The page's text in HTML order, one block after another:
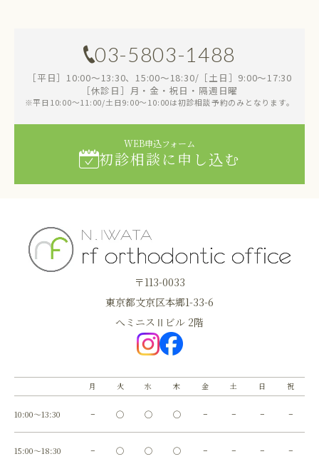
03-5803-1488
［平日］10:00～13:30、15:00～18:30/［土日］9:00～17:30
［休診日］月・金・祝日・隔週日曜
※平日10:00～11:00/土日9:00～10:00は初診相談予約のみとなります。
WEB申込フォーム
初診相談に申し込む
〒113-0033
東京都文京区本郷1-33-6
へミニスⅡビル 2階
月 火 水 木 金 土 日 祝
10:00～13:30 − ◯ ◯ ◯ − − − −
15:00～18:30 − ◯ ◯ ◯ − − − −